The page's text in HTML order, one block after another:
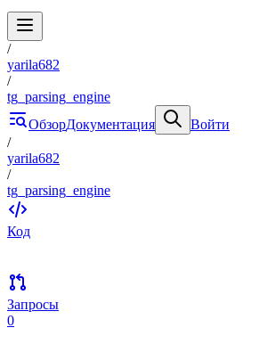
/
yarila682
/
tg_parsing_engine
ОбзорДокументация
Войти
/
yarila682
/
tg_parsing_engine
Код
Запросы
0